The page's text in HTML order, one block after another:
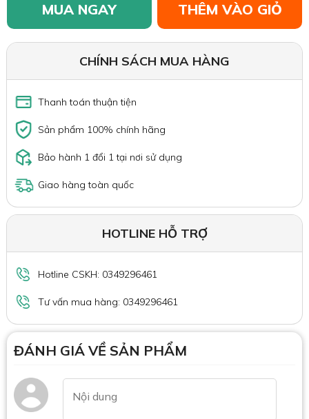
MUA NGAY THÊM VÀO GIỎ
CHÍNH SÁCH MUA HÀNG
Thanh toán thuận tiện
Sản phẩm 100% chính hãng
Bảo hành 1 đổi 1 tại nơi sử dụng
Giao hàng toàn quốc
HOTLINE HỖ TRỢ
Hotline CSKH: 0349296461
Tư vấn mua hàng: 0349296461
ĐÁNH GIÁ VỀ SẢN PHẨM